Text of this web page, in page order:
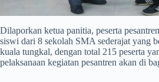
Dilaporkan ketua panitia, peserta
siswi dari 8 sekolah SMA sederajat yang
kuala tungkal, dengan total 215 peserta
pelaksanaan kegiatan pesantren akan di